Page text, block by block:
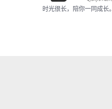
时光很长，陪你一同成长。